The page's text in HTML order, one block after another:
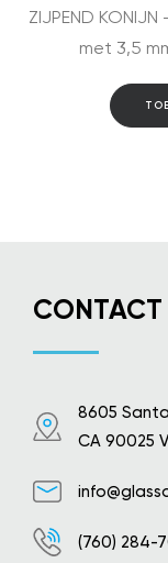
ZIJPEND
met 3,5
8605
CA 90025
(760) 284-